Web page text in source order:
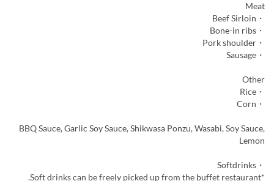
Meat
・Beef Sirloin
・Bone-in ribs
・Pork shoulder
・Sausage
Other
・Rice
・Corn
BBQ Sauce, Garlic Soy Sauce, Shikwasa Ponzu, Wasabi, Soy Sauce,
Lemon
・Softdrinks
*Soft drinks can be freely picked up from the buffet restaurant.